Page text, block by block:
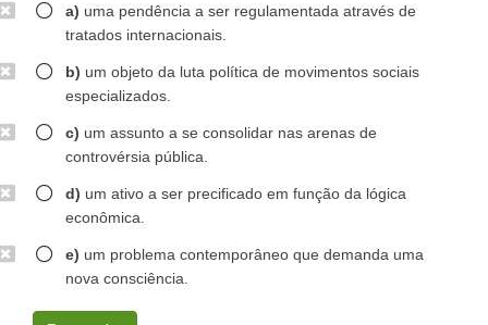
a) uma pendência a ser regulamentada através de
tratados internacionais.
b) um objeto da luta política de movimentos sociais
especializados.
c) um assunto a se consolidar nas arenas de
controvérsia pública.
d) um ativo a ser precificado em função da lógica
econômica.
e) um problema contemporâneo que demanda uma
nova consciência.